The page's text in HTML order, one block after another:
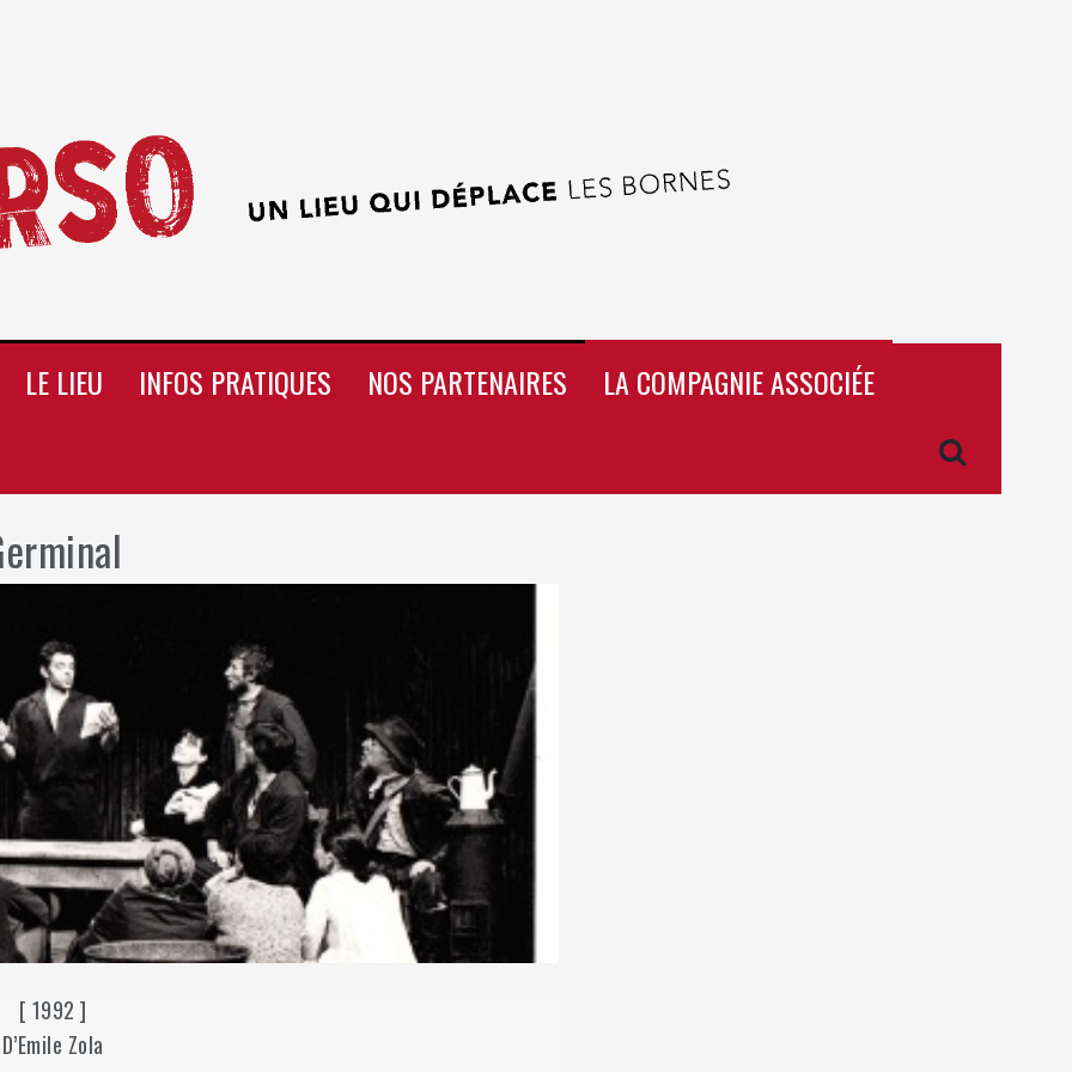
LE LIEU INFOS PRATIQUES NOS PARTENAIRES
LA COMPAGNIE ASSOCIÉE
[ 1992 ]
D’Emile Zola